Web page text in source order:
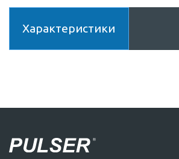
Характеристики